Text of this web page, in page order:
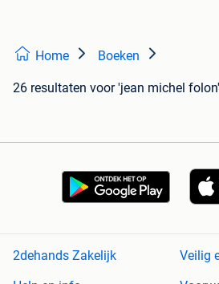
Home Boeken
26 resultaten voor 'jean michel folon'
2dehands Zakelijk
Veilig